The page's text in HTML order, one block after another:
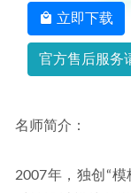
立即下载
官方售后服务
名师简介：
2007年，独创“
教你怎样写作